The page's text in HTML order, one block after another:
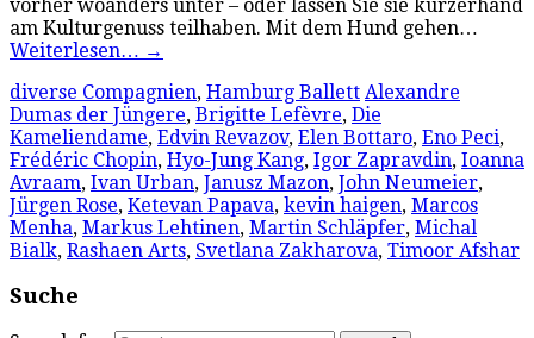
vorher woanders unter – oder lassen Sie sie kurzerhand
am Kulturgenuss teilhaben. Mit dem Hund gehen…
Weiterlesen… →
diverse Compagnien, Hamburg Ballett Alexandre
Dumas der Jüngere, Brigitte Lefèvre, Die
Kameliendame, Edvin Revazov, Elen Bottaro, Eno Peci,
Frédéric Chopin, Hyo-Jung Kang, Igor Zapravdin, Ioanna
Avraam, Ivan Urban, Janusz Mazon, John Neumeier,
Jürgen Rose, Ketevan Papava, kevin haigen, Marcos
Menha, Markus Lehtinen, Martin Schläpfer, Michal
Bialk, Rashaen Arts, Svetlana Zakharova, Timoor Afshar
Suche